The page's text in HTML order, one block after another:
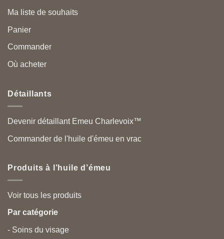
Ma liste de souhaits
Panier
Commander
Où acheter
Détaillants
Devenir détaillant Emeu Charlevoix™
Commander de l'huile d'émeu en vrac
Produits à l’huile d’émeu
Voir tous les produits
Par catégorie
- Soins du visage